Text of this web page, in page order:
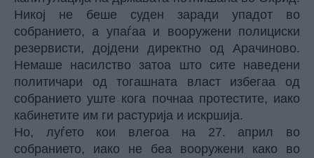
Никој не беше суден заради упадот во
собранието, а упаѓаа и вооружени полициски
резервисти, дојдени директно од Арачиново.
Немаше насилство затоа што сите наведени
политичари од тогашната власт избегаа од
собранието уште кога почнаа протестите, иако
кабинетите им ги растурија и искршија.
Но, луѓето кои влегоа на 27. април во
собранието, иако не беа вооружени како во